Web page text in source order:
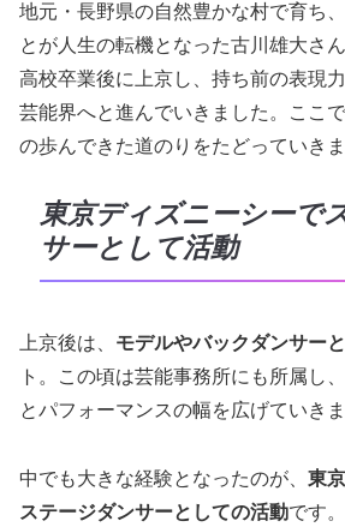
地元・長野県の自然豊かな村で育ち
とが人生の転機となった古川雄大さん
高校卒業後に上京し、持ち前の表現
芸能界へと進んでいきました。ここ
の歩んできた道のりをたどっていきま
東京ディズニーシーで
サーとして活動
上京後は、 モデルやバックダンサー
ト。この頃は芸能事務所にも所属し
とパフォーマンスの幅を広げていきま
中でも大きな経験となったのが、 東
ステージダンサーとしての活動です